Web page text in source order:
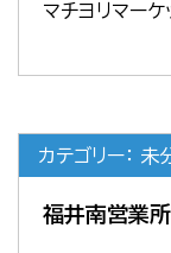
マチヨリマー
カテゴリー：
福井南営業